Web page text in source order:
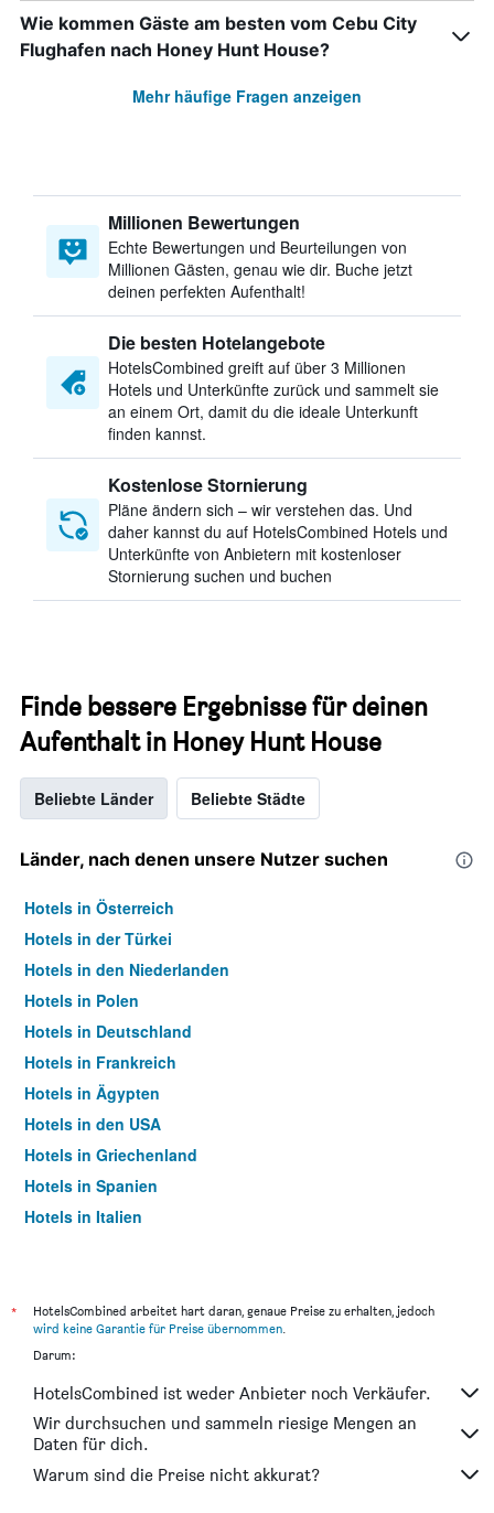
Wie kommen Gäste am besten vom Cebu City
Flughafen nach Honey Hunt House?
Mehr häufige Fragen anzeigen
Millionen Bewertungen
Echte Bewertungen und Beurteilungen von
Millionen Gästen, genau wie dir. Buche jetzt
deinen perfekten Aufenthalt!
Die besten Hotelangebote
HotelsCombined greift auf über 3 Millionen
Hotels und Unterkünfte zurück und sammelt sie
an einem Ort, damit du die ideale Unterkunft
finden kannst.
Kostenlose Stornierung
Pläne ändern sich – wir verstehen das. Und
daher kannst du auf HotelsCombined Hotels und
Unterkünfte von Anbietern mit kostenloser
Stornierung suchen und buchen
Finde bessere Ergebnisse für deinen
Aufenthalt in Honey Hunt House
Beliebte Länder Beliebte Städte
Länder, nach denen unsere Nutzer suchen
Hotels in Österreich
Hotels in der Türkei
Hotels in den Niederlanden
Hotels in Polen
Hotels in Deutschland
Hotels in Frankreich
Hotels in Ägypten
Hotels in den USA
Hotels in Griechenland
Hotels in Spanien
Hotels in Italien
*
HotelsCombined arbeitet hart daran, genaue Preise zu erhalten, jedoch
wird keine Garantie für Preise übernommen.
Darum:
HotelsCombined ist weder Anbieter noch Verkäufer.
Wir durchsuchen und sammeln riesige Mengen an
Daten für dich.
Warum sind die Preise nicht akkurat?